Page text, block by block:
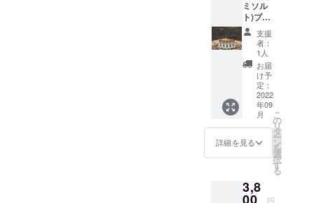
にぎ
り、天
ぷらな
ど和食
好きに
おすす
めで
す。
ミソル
ト)プ
レーン5
本セッ
ト ※ア
レルゲ
ン胡
麻 主
原料の
原産国
日本 ま
ろやか
な塩味
と風味
豊かな
かぶが
入った
支援
者：
1人
お届
け予
定：
2022
年09
月
詳細を見る
こ
の
リ
タ
ー
ン
を
選
択
す
る
3,8
00 円